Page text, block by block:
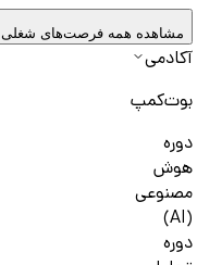
مشاهده همه فرصت‌های شغلی
آکادمی
بوت‌کمپ
دوره
هوش
مصنوعی
(AI)
دوره